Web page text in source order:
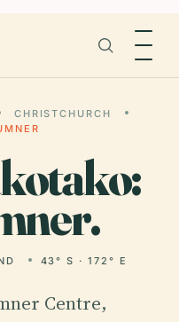
CHRISTCHURCH
43° S · 172° E
Centre,